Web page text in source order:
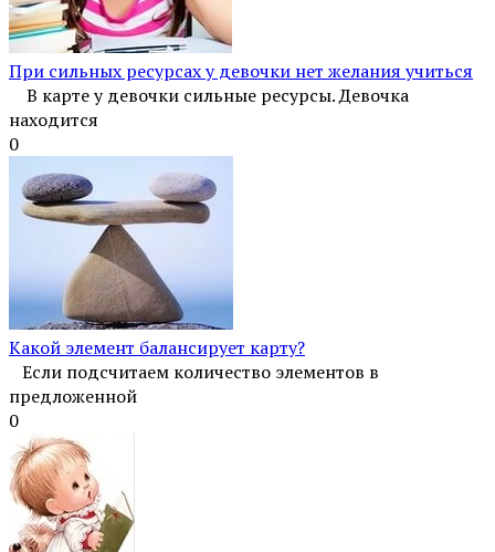
При сильных ресурсах у девочки нет желания учиться
В карте у девочки сильные ресурсы. Девочка
находится
0
Какой элемент балансирует карту?
Если подсчитаем количество элементов в
предложенной
0